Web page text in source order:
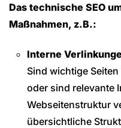
Das technische SEO
Maßnahmen, z.B.:
Interne
Sind wichtige
oder sind relevante
Webseitenstruktur
übersichtliche